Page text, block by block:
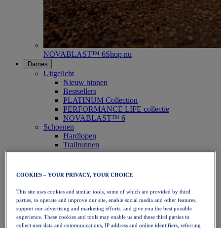
NOVABLAST™ 6Shop nu
Dames
Uitgelicht
Nieuw binnen
Bestsellers
PLATINUM Collection
PERFORMANCE LIFE collectie
NOVABLAST™ 6
Schoenen
Hardlopen
Trailrunnen
Tennis
Handbal
Netbal
SportStyle
Bovenkleding
Sport-bh's
Tanktops
COOKIES – YOUR PRIVACY, YOUR CHOICE
This site uses cookies and similar tools, some of which are provided by third
parties, to operate and improve our site, enable social media and other features,
support our advertising and marketing efforts, and give you the best possible
experience. These cookies and tools may enable us and these third parties to
collect user data and communications, IP address and online identifiers, referring